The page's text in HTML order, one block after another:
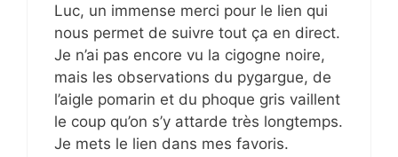
Luc, un immense merci pour le lien qui
nous permet de suivre tout ça en direct.
Je n’ai pas encore vu la cigogne noire,
mais les observations du pygargue, de
l’aigle pomarin et du phoque gris vaillent
le coup qu’on s’y attarde très longtemps.
Je mets le lien dans mes favoris.